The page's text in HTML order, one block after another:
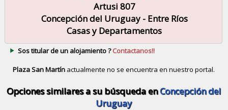
Artusi 807
Concepción del Uruguay - Entre Ríos
Casas y Departamentos
Sos titular de un alojamiento ?Contactanos!!
Plaza San Martín actualmente no se encuentra en nuestro portal.
Opciones similares a su búsqueda enConcepción del
Uruguay